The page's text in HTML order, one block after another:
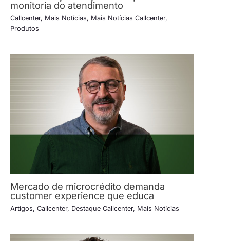
monitoria do atendimento
Callcenter, Mais Notícias, Mais Notícias Callcenter,
Produtos
Mercado de microcrédito demanda
customer experience que educa
Artigos, Callcenter, Destaque Callcenter, Mais Notícias